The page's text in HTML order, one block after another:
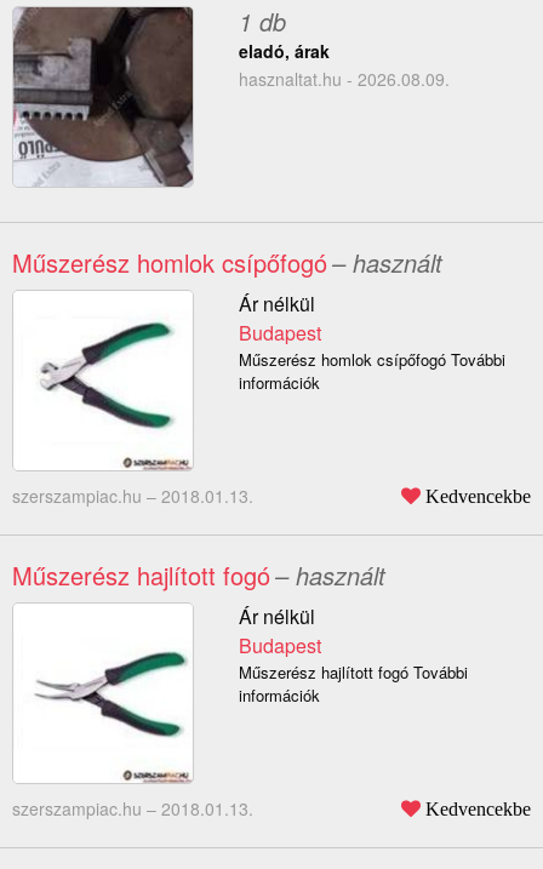
1 db
eladó, árak
hasznaltat.hu - 2026.08.09.
Műszerész homlok csípőfogó– használt
Ár nélkül
Budapest
Műszerész homlok csípőfogó További
információk
szerszampiac.hu – 2018.01.13. Kedvencekbe
Műszerész hajlított fogó– használt
Ár nélkül
Budapest
Műszerész hajlított fogó További
információk
szerszampiac.hu – 2018.01.13. Kedvencekbe